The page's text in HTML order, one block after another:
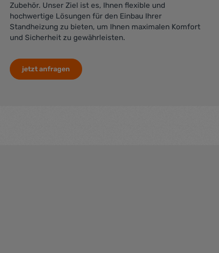
Zubehör. Unser Ziel ist es, Ihnen flexible und
hochwertige Lösungen für den Einbau Ihrer
Standheizung zu bieten, um Ihnen maximalen Komfort
und Sicherheit zu gewährleisten.
jetzt anfragen